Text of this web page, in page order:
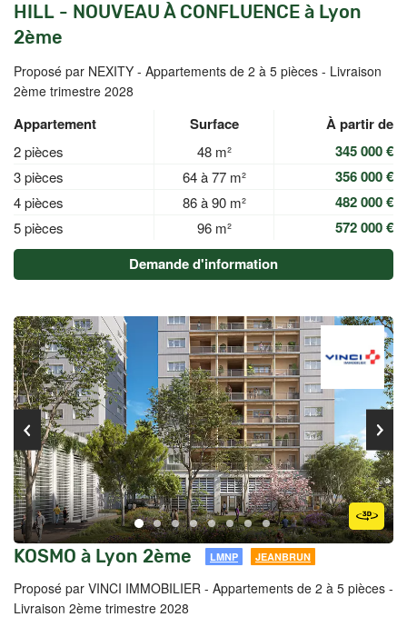
HILL - NOUVEAU À CONFLUENCE à Lyon
2ème
Proposé par NEXITY - Appartements de 2 à 5 pièces - Livraison
2ème trimestre 2028
Appartement Surface À partir de
2 pièces 48 m² 345 000 €
3 pièces 64 à 77 m² 356 000 €
4 pièces 86 à 90 m² 482 000 €
5 pièces 96 m²
572 000 €
Demande d'information
KOSMO à Lyon 2ème LMNP JEANBRUN
Proposé par VINCI IMMOBILIER - Appartements de 2 à 5 pièces -
Livraison 2ème trimestre 2028